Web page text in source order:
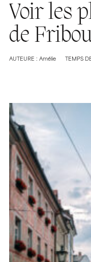
Voir les
de
AUTEURE : Amélie TEMPS